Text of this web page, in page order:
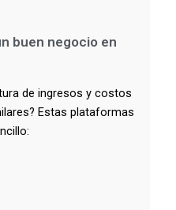
buen negocio en
de ingresos y costos
Estas plataformas